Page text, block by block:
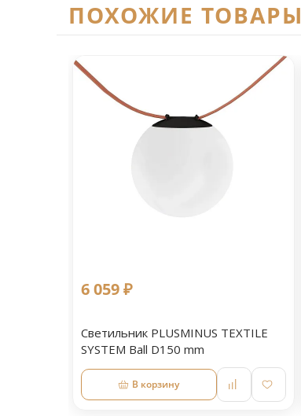
ПОХОЖИЕ ТОВАРЫ
6 059 ₽
Светильник PLUSMINUS TEXTILE
SYSTEM Ball D150 mm
В корзину